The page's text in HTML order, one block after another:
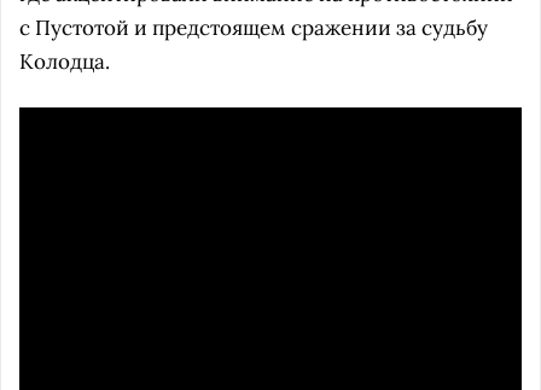
с Пустотой и предстоящем сражении за судьбу
Колодца.